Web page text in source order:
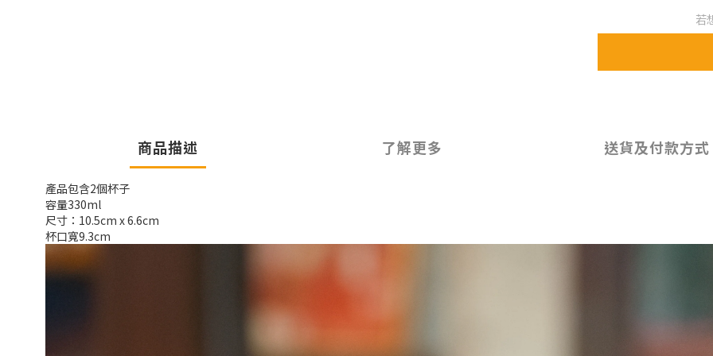
若
商品描述 了解更多 送貨及付款方式
產品包含2個杯子
容量330ml
尺寸：10.5cm x 6.6cm
杯口寬9.3cm